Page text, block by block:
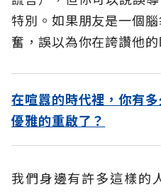
特別。如果朋友是一個
奮，誤以為你在誇讚他的
在喧囂的時代裡，你有
優雅的重啟了？
我們身邊有許多這樣的